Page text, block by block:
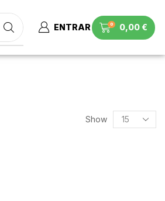
ENTRAR 0 0,00 €
Show